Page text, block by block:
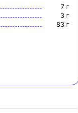
7 г
3 г
83 г